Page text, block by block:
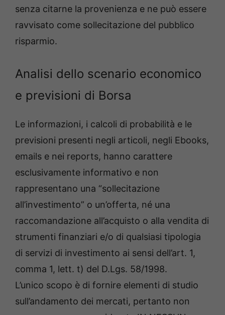
senza citarne la provenienza e ne può essere
ravvisato come sollecitazione del pubblico
risparmio.
Analisi dello scenario economico
e previsioni di Borsa
Le informazioni, i calcoli di probabilità e le
previsioni presenti negli articoli, negli Ebooks,
emails e nei reports, hanno carattere
esclusivamente informativo e non
rappresentano una “sollecitazione
all’investimento” o un’offerta, né una
raccomandazione all’acquisto o alla vendita di
strumenti finanziari e/o di qualsiasi tipologia
di servizi di investimento ai sensi dell’art. 1,
comma 1, lett. t) del D.Lgs. 58/1998.
L’unico scopo è di fornire elementi di studio
sull’andamento dei mercati, pertanto non